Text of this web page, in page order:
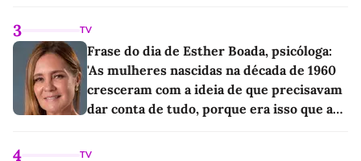
3 TV
Frase do dia de Esther Boada, psicóloga:
'As mulheres nascidas na década de 1960
cresceram com a ideia de que precisavam
dar conta de tudo, porque era isso que a
4 TV